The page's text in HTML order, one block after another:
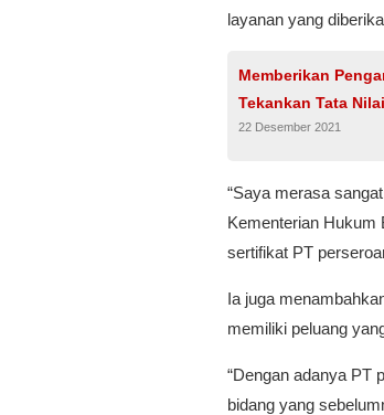
layanan yang
Memberikan
Tekankan Tata
22 Desember 2021
“Saya merasa
Kementerian Hukum
sertifikat PT
Ia juga
memiliki peluang
“Dengan adanya PT
bidang yang